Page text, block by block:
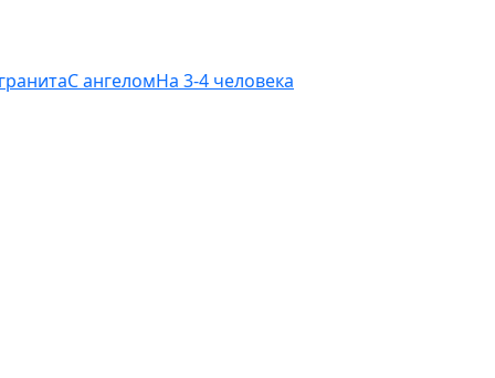
С ангеломНа 3-4 человека